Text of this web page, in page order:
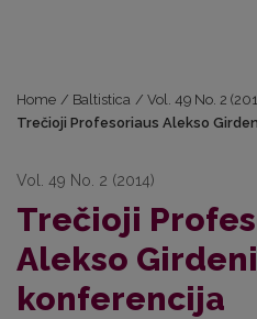
Home / Baltistica / Vol. 49 No. 2
Trečioji Profesoriaus Alekso
Vol. 49 No. 2 (2014)
Trečioji
Alekso
konferencija